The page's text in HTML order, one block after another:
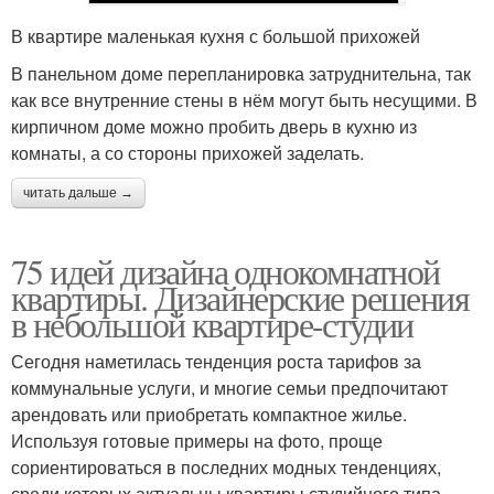
В квартире маленькая кухня с большой прихожей
В панельном доме перепланировка затруднительна, так
как все внутренние стены в нём могут быть несущими. В
кирпичном доме можно пробить дверь в кухню из
комнаты, а со стороны прихожей заделать.
читать дальше →
75 идей дизайна однокомнатной
квартиры. Дизайнерские решения
в небольшой квартире-студии
Сегодня наметилась тенденция роста тарифов за
коммунальные услуги, и многие семьи предпочитают
арендовать или приобретать компактное жилье.
Используя готовые примеры на фото, проще
сориентироваться в последних модных тенденциях,